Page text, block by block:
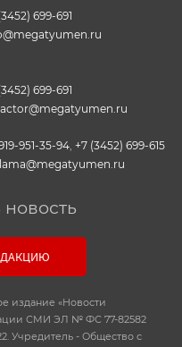
699-691
699-691
951-35-94 +7 (3452) 699-615
издание «Новости
СМИ ЭЛ № ФС 77-82582
Учредитель - Общество с